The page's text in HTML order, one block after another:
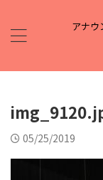
アナウ
05/25/2019